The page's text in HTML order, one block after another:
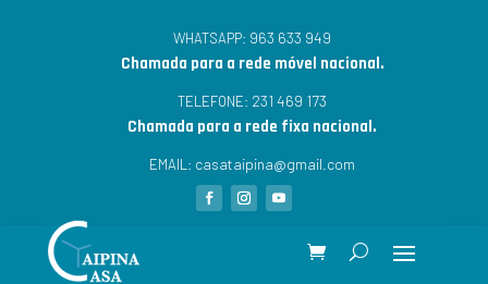
WHATSAPP: 963 633 949
Chamada para a rede móvel nacional.
TELEFONE: 231 469 173
Chamada para a rede fixa nacional.
EMAIL: casataipina@gmail.com